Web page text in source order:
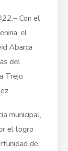
– Con el
el
Abarca
del
Trejo
municipal,
el logro
de